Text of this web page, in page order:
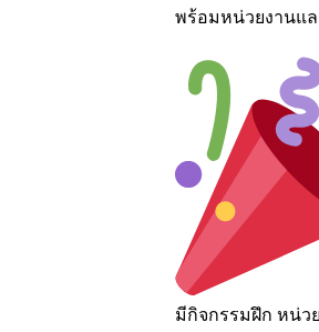
พร้อมหน่วยงานแ
มีกิจกรรมฝึก หน่ว